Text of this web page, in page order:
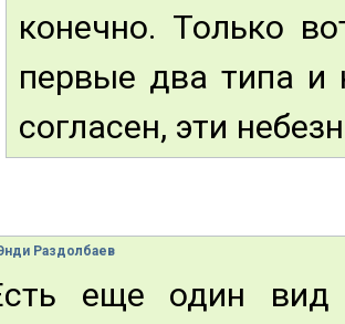
конечно. Только
первые два типа и
согласен, эти
Раздолбаев
еще один вид